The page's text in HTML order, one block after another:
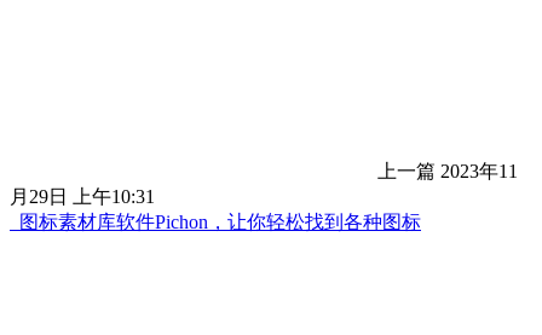
上一篇 2023年11
月29日 上午10:31
图标素材库软件Pichon，让你轻松找到各种图标